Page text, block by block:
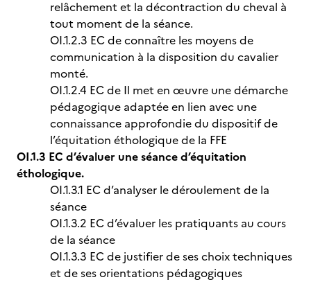
relâchement et la décontraction du cheval à
tout moment de la séance.
OI.1.2.3 EC de connaître les moyens de
communication à la disposition du cavalier
monté.
OI.1.2.4 EC de Il met en œuvre une démarche
pédagogique adaptée en lien avec une
connaissance approfondie du dispositif de
l’équitation éthologique de la FFE
OI.1.3 EC d’évaluer une séance d’équitation
éthologique.
OI.1.3.1 EC d’analyser le déroulement de la
séance
OI.1.3.2 EC d’évaluer les pratiquants au cours
de la séance
OI.1.3.3 EC de justifier de ses choix techniques
et de ses orientations pédagogiques